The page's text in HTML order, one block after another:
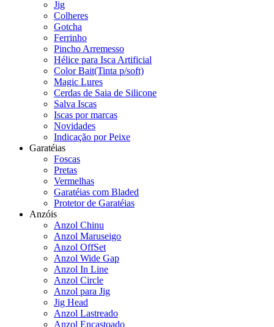
Jig
Colheres
Gotcha
Ferrinho
Pincho Arremesso
Hélice para Isca Artificial
Color Bait(Tinta p/soft)
Magic Lures
Cerdas de Saia de Silicone
Salva Iscas
Iscas por marcas
Novidades
Indicação por Peixe
Garatéias
Foscas
Pretas
Vermelhas
Garatéias com Bladed
Protetor de Garatéias
Anzóis
Anzol Chinu
Anzol Maruseigo
Anzol OffSet
Anzol Wide Gap
Anzol In Line
Anzol Circle
Anzol para Jig
Jig Head
Anzol Lastreado
Anzol Encastoado